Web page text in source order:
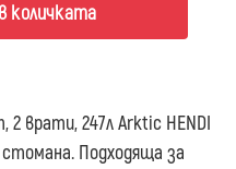
количката
врати, 247л Arktic HENDI
Подходяща за